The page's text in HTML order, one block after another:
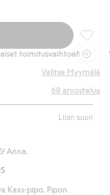
Kaxs-
toimitusvaihtoehdot
Valitse Myymälä
Liian suuri
68 arvostelua
Anna.
Kaxs-pipo. Pipon